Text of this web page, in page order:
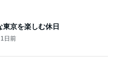
京を楽しむ休日
1日前